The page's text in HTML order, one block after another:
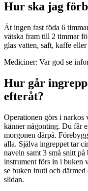
Hur ska jag
Ät ingen fast föda 6
vätska fram till 2 timmar
glas vatten, saft, kaffe
Mediciner: Var god se
Hur går
efteråt?
Operationen görs i narkos
känner någonting. Du får
morgonen därpå.
alla. Själva ingreppet tar
naveln samt 3 små snitt
instrument förs in i buken
se buken inuti och
slidan.